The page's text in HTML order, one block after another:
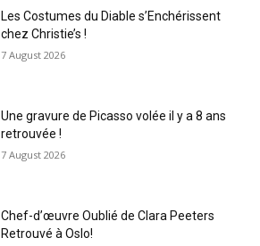
Les Costumes du Diable s’Enchérissent
chez Christie’s !
7 August 2026
Une gravure de Picasso volée il y a 8 ans
retrouvée !
7 August 2026
Chef-d’œuvre Oublié de Clara Peeters
Retrouvé à Oslo!